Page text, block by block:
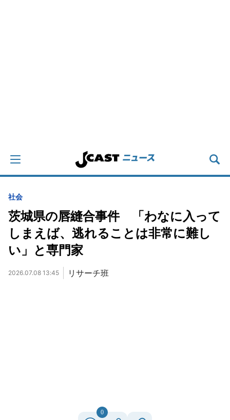
社会
茨城県の唇縫合事件 「わなに入って
しまえば、逃れることは非常に難し
い」と専門家
2026.07.08 13:45 リサーチ班
0